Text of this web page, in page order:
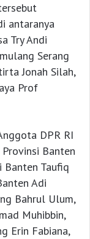
antaranya
Try Andi
Serang
Jonah Silah,
Prof
DPR RI
Banten
Banten Taufiq
Adi
Bahrul Ulum,
Muhibbin,
Erin Fabiana,